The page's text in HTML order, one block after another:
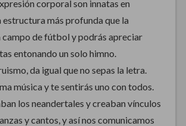
corporal son innatas en
estructura más profunda que la
campo de fútbol y podrás apreciar
entonando un solo himno.
da igual que no sepas la letra.
música y te sentirás uno con todos.
los neandertales y creaban vínculos
y cantos, y así nos comunicamos